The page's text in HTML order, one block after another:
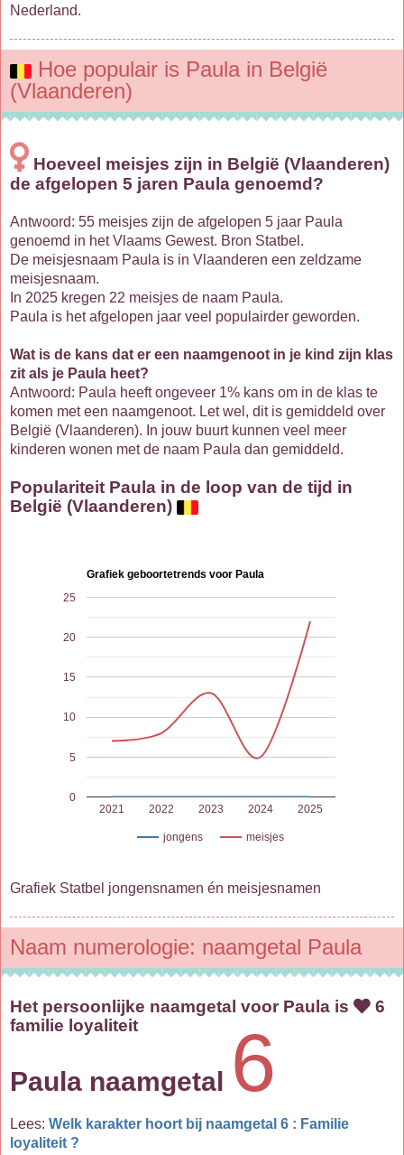
Nederland.
Hoe populair is Paula in België
(Vlaanderen)
Hoeveel meisjes zijn in België (Vlaanderen)
de afgelopen 5 jaren Paula genoemd?
Antwoord: 55 meisjes zijn de afgelopen 5 jaar Paula
genoemd in het Vlaams Gewest. Bron Statbel.
De meisjesnaam Paula is in Vlaanderen een zeldzame
meisjesnaam.
In 2025 kregen 22 meisjes de naam Paula.
Paula is het afgelopen jaar veel populairder geworden.
Wat is de kans dat er een naamgenoot in je kind zijn klas
zit als je Paula heet?
Antwoord: Paula heeft ongeveer 1% kans om in de klas te
komen met een naamgenoot. Let wel, dit is gemiddeld over
België (Vlaanderen). In jouw buurt kunnen veel meer
kinderen wonen met de naam Paula dan gemiddeld.
Populariteit Paula in de loop van de tijd in
België (Vlaanderen)
Grafiek geboortetrends voor Paula
jongens meisjes
2021 2022 2023 2024 2025
0
5
10
15
20
25
Grafiek Statbel jongensnamen én meisjesnamen
Naam numerologie: naamgetal Paula
Het persoonlijke naamgetal voor Paula is
6
familie loyaliteit
Paula naamgetal 6
Lees: Welk karakter hoort bij naamgetal 6 : Familie
loyaliteit ?